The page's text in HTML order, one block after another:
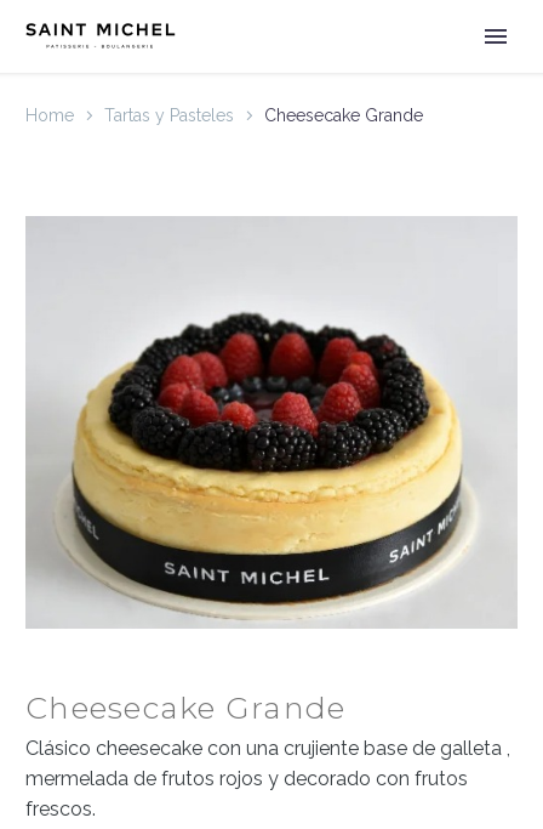
Home Tartas y Pasteles Cheesecake Grande
Cheesecake Grande
Clásico cheesecake con una crujiente base de galleta ,
mermelada de frutos rojos y decorado con frutos
frescos.